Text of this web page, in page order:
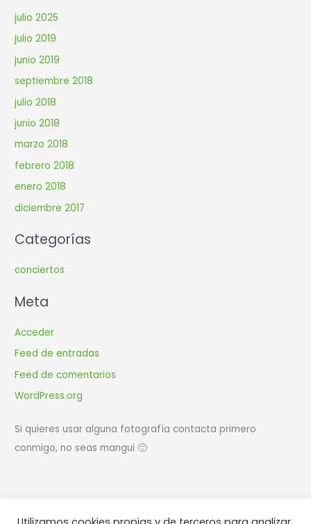
julio 2025
julio 2019
junio 2019
septiembre 2018
julio 2018
junio 2018
marzo 2018
febrero 2018
enero 2018
diciembre 2017
Categorías
conciertos
Meta
Acceder
Feed de entradas
Feed de comentarios
WordPress.org
Si quieres usar alguna fotografía contacta primero
conmigo, no seas mangui 🙂